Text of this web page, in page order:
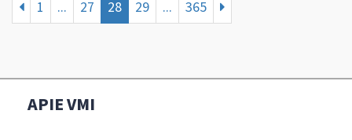
1 ... 27 28 29 ... 365
APIE VMI